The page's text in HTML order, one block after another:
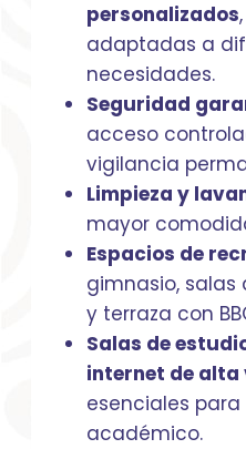
personalizados
adaptadas a
necesidades.
Seguridad
acceso
vigilancia
Limpieza y
mayor
Espacios de
gimnasio, salas
y terraza con
Salas de
internet de alta
esenciales
académico.